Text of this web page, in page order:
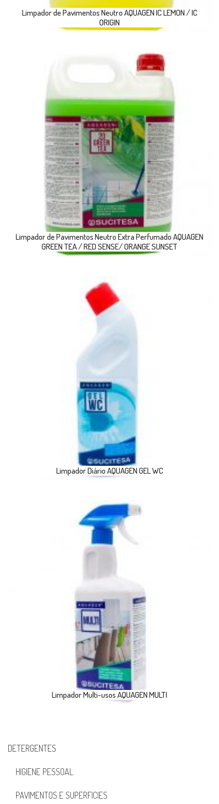
Limpador de Pavimentos Neutro AQUAGEN IC LEMON / IC
ORIGIN
Limpador de Pavimentos Neutro Extra Perfumado AQUAGEN
GREEN TEA / RED SENSE/ ORANGE SUNSET
Limpador Diário AQUAGEN GEL WC
Limpador Multi-usos AQUAGEN MULTI
DETERGENTES
HIGIENE PESSOAL
PAVIMENTOS E SUPERFICIES